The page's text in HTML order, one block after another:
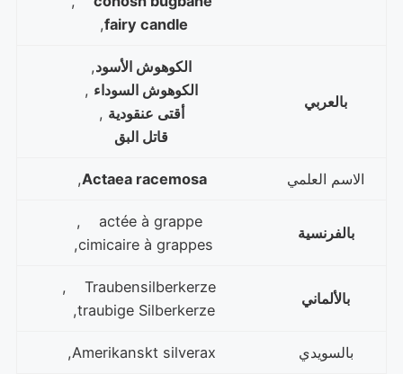
fairy candle
,
بالعربي
الكوهوش الأسود,
الكوهوش السوداء ,
أقتى عنقودية ,
قاتل البق
الاسم العلمي Actaea racemosa
,
بالفرنسية
actée à grappe ,
cimicaire à grappes,
بالألماني
traubige Silberkerze,
بالسويدي